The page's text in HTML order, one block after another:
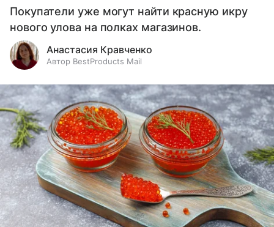
Покупатели уже могут найти красную икру
нового улова на полках магазинов.
Анастасия Кравченко
Автор BestProducts Mail